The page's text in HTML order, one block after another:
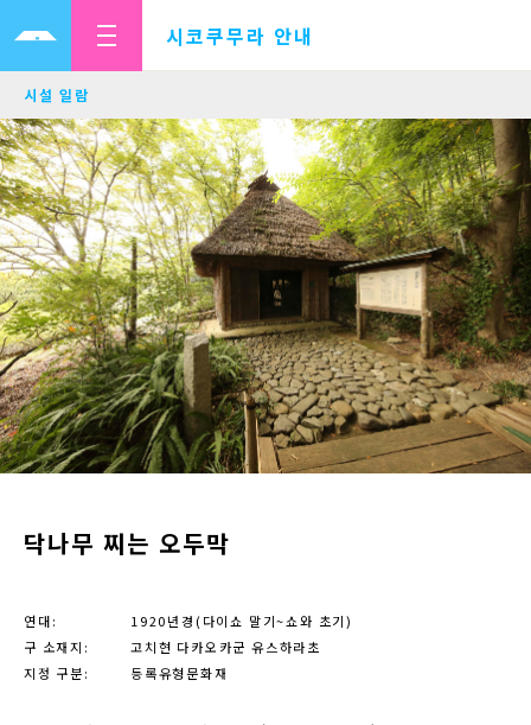
시코쿠무라 안내
시설 일람
닥나무 찌는 오두막
연대: 1920년경 (다이쇼 말기~쇼와 초기)
구 소재지:
고치현 다카오카군 유스하라초
지정 구분:
등록유형문화재